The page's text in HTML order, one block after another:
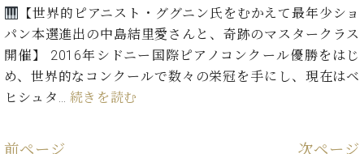
【世界的ピアニスト・ググニン氏をむかえて最年少ショ
パン本選進出の中島結里愛さんと、奇跡のマスタークラス
開催】 2016年シドニー国際ピアノコンクール優勝をはじ
め、世界的なコンクールで数々の栄冠を手にし、現在はベ
ヒシュタ… 続きを読む
前ページ 次ページ